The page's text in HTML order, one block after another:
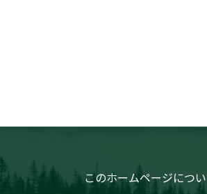
このホームページにつ